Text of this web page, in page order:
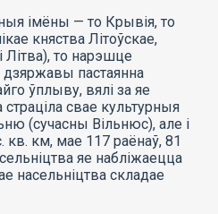
імёны — то Крывія, то
княства Літоўскае,
Літва), то нарэшце
дзяржавы пастаянна
ўплыву, вялі за яе
страціла свае культурныя
(сучасны Вільнюс), але і
кв. км, мае 117 раёнаў, 81
яе набліжаецца
насельніцтва складае